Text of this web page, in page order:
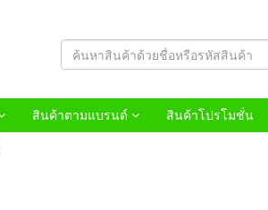
สินค้าตามแบรนด์ สินค้าโปรโมชั่น